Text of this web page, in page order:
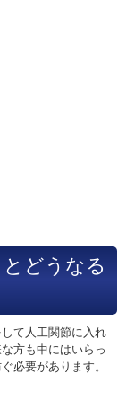
どうなる
て人工関節に入れ
方も中にはいらっ
必要があります。